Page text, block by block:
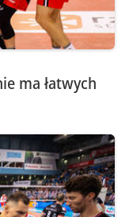
ma łatwych